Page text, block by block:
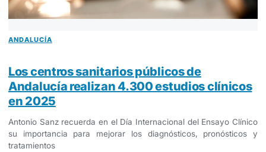
ANDALUCÍA
Los centros sanitarios públicos de
Andalucía realizan 4.300 estudios clínicos
en 2025
Antonio Sanz recuerda en el Día Internacional del Ensayo Clínico
su importancia para mejorar los diagnósticos, pronósticos y
tratamientos